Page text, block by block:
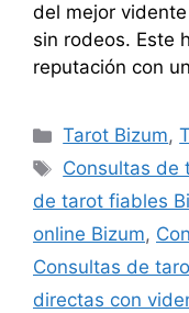
del mejor
sin rodeos. Este
reputación con
Categorías
Tarot Bizum,
Etiquetas
Consultas de
de tarot fiables
online Bizum,
Consultas de
directas con